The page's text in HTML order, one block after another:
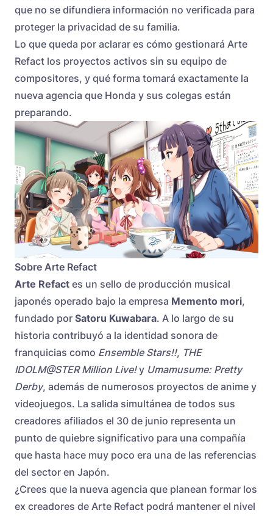
que no se difundiera información no verificada para
proteger la privacidad de su familia.
Lo que queda por aclarar es cómo gestionará Arte
Refact los proyectos activos sin su equipo de
compositores, y qué forma tomará exactamente la
nueva agencia que Honda y sus colegas están
preparando.
Sobre Arte Refact
Arte Refact es un sello de producción musical
japonés operado bajo la empresa Memento mori,
fundado por Satoru Kuwabara. A lo largo de su
historia contribuyó a la identidad sonora de
franquicias como Ensemble Stars!!, THE
IDOLM@STER Million Live!y Umamusume: Pretty
Derby, además de numerosos proyectos de anime y
videojuegos. La salida simultánea de todos sus
creadores afiliados el 30 de junio representa un
punto de quiebre significativo para una compañía
que hasta hace muy poco era una de las referencias
del sector en Japón.
¿Crees que la nueva agencia que planean formar los
ex creadores de Arte Refact podrá mantener el nivel